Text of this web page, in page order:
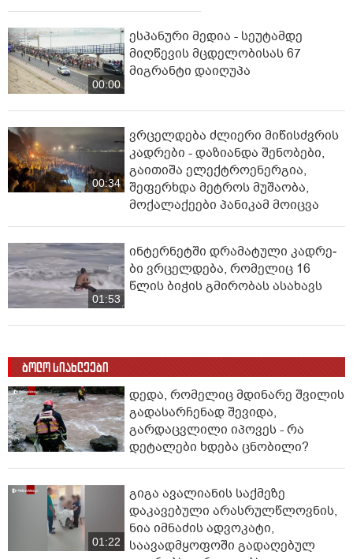
00:00
ესპანური მედია - სეუტამდე
მიღწევის მცდელობისას 67
მიგრანტი დაიღუპა
00:34
ვრცელდება ძლიერი მიწისძვრის
კადრები - დაზიანდა შენობები,
გაითიშა ელექტროენერგია,
შეფერხდა მეტროს მუშაობა,
მოქალაქეები პანიკამ მოიცვა
01:53
ინ­ტერ­ნეტ­ში დრა­მა­ტუ­ლი კად­რე­
ბი ვრცელდება, რომელიც 16
წლის ბიჭის გმირობას ასახავს
ბოლო სიახლეები
დედა, რომელიც მდინარე შვილის
გადასარჩენად შევიდა,
გარდაცვლილი იპოვეს - რა
დეტალები ხდება ცნობილი?
01:22
გიგა ავალიანის საქმეზე
დაკავებული არასრულწლოვნის,
ნია იმნაძის ადვოკატი,
საავადმყოფოში გადაღებულ